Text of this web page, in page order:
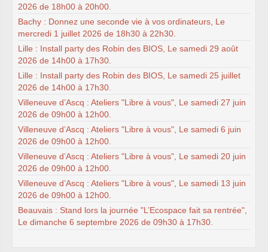
2026 de 18h00 à 20h00.
Bachy : Donnez une seconde vie à vos ordinateurs, Le
mercredi 1 juillet 2026 de 18h30 à 22h30.
Lille : Install party des Robin des BIOS, Le samedi 29 août
2026 de 14h00 à 17h30.
Lille : Install party des Robin des BIOS, Le samedi 25 juillet
2026 de 14h00 à 17h30.
Villeneuve d’Ascq : Ateliers "Libre à vous", Le samedi 27 juin
2026 de 09h00 à 12h00.
Villeneuve d’Ascq : Ateliers "Libre à vous", Le samedi 6 juin
2026 de 09h00 à 12h00.
Villeneuve d’Ascq : Ateliers "Libre à vous", Le samedi 20 juin
2026 de 09h00 à 12h00.
Villeneuve d’Ascq : Ateliers "Libre à vous", Le samedi 13 juin
2026 de 09h00 à 12h00.
Beauvais : Stand lors la journée "L’Ecospace fait sa rentrée",
Le dimanche 6 septembre 2026 de 09h30 à 17h30.